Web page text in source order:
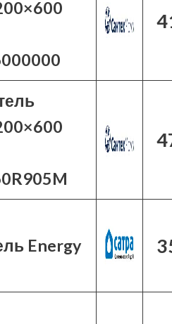
Energy